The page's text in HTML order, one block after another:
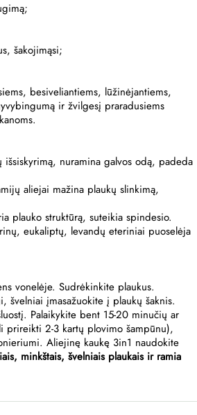
šakojimąsi;
besiveliantiems, lūžinėjantiems,
ir žvilgesį praradusiems
nuramina galvos odą, padeda
aliejai mažina plaukų slinkimą,
plauko struktūrą, suteikia spindesio.
eukaliptų, levandų eteriniai puoselėja
vonelėje. Sudrėkinkite plaukus.
švelniai įmasažuokite į plaukų šaknis.
Palaikykite bent 15-20 minučių ar
prireikti 2-3 kartų plovimo šampūnu),
Aliejinę kaukę 3in1 naudokite
minkštais, švelniais plaukais ir ramia